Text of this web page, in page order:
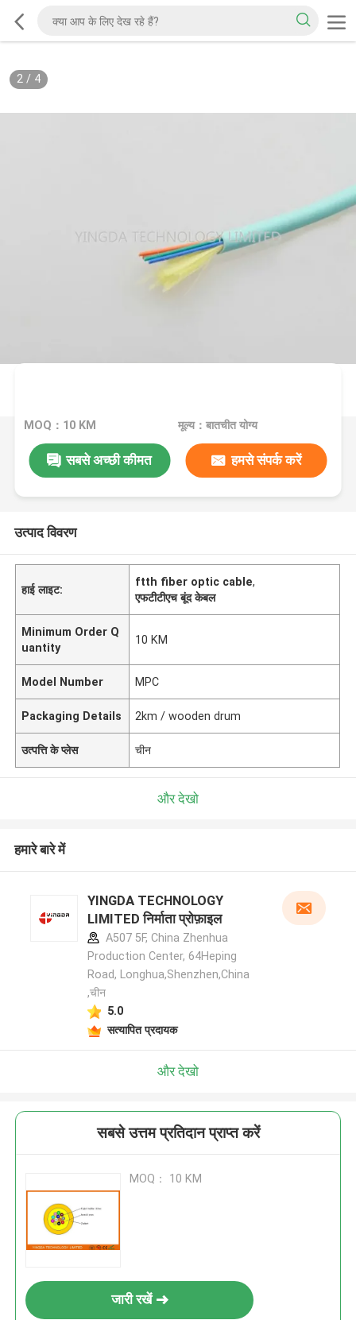
2/ 4
MOQ：10 KM मूल्य：बातचीत योग्य
सबसे अच्छी कीमत हमसे संपर्क करें
उत्पाद विवरण
हाई लाइट:
ftth fiber optic cable,
एफटीटीएच बूंद केबल
Minimum Order Q
uantity
10 KM
Model Number MPC
Packaging Details 2km / wooden drum
उत्पत्ति के प्लेस चीन
और देखो
हमारे बारे में
YINGDA TECHNOLOGY
LIMITED निर्माता प्रोफ़ाइल
A507 5F, China Zhenhua
Production Center, 64Heping
Road, Longhua,Shenzhen,China
,चीन
5.0
सत्यापित प्रदायक
और देखो
सबसे उत्तम प्रतिदान प्राप्त करें
MOQ： 10 KM
जारी रखें